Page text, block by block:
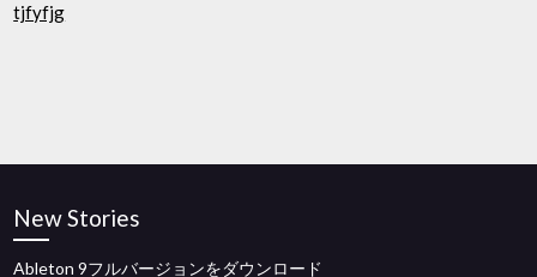
tjfyfjg
New Stories
Ableton 9フルバージョンをダウンロード